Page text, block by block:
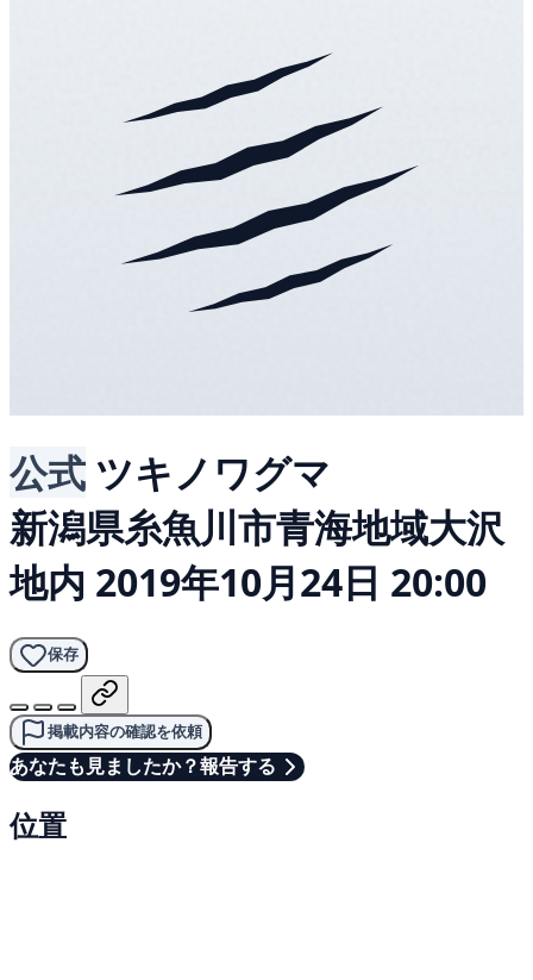
公式 ツキノワグマ
新潟県糸魚川市青海地域大沢
地内 2019年10月24日 20:00
保存
掲載内容の確認を依頼
あなたも見ましたか？報告する
位置